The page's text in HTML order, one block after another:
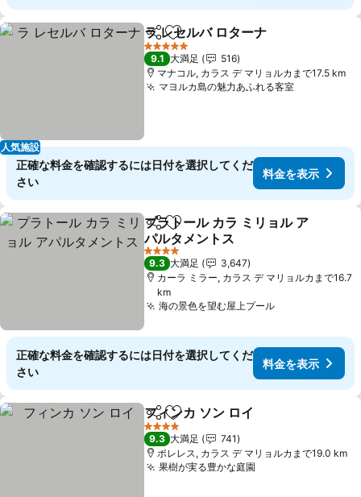
人気施設
シェアお気に入りに追加
ラ レセルバ ロターナ
5 ホテルのランク
9.1 大満足
516
マナコル, カラス デ マリョルカまで17.5 km
マヨルカ島の魅力あふれる客室料金を表示
正確な料金を確認するには日付を選択してくだ
さい
料金を表示
シェアお気に入りに追加
プラトール カラ ミリョル ア
パルタメントス
料金を表示
4 ホテルのランク
9.3 大満足
3,647
カーラ ミラー, カラス デ マリョルカまで16.7
km
海の景色を望む屋上プール料金を表示
正確な料金を確認するには日付を選択してくだ
さい
料金を表示
シェアお気に入りに追加
フィンカ ソン ロイ
4 ホテルのランク
9.3 大満足
741
ポレレス, カラス デ マリョルカまで19.0 km
果樹が実る豊かな庭園